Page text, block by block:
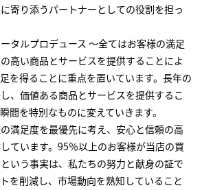
寄り添うパートナーとしての役割を担っ
タルプロデュース ～全てはお客様の満足
高い商品とサービスを提供することによ
を得ることに重点を置いています。長年の
、価値ある商品とサービスを提供するこ
間を特別なものに変えていきます。
満足度を最優先に考え、安心と信頼の高
ています。95％以上のお客様が当店の買
いう事実は、私たちの努力と献身の証で
を削減し、市場動向を熟知していること